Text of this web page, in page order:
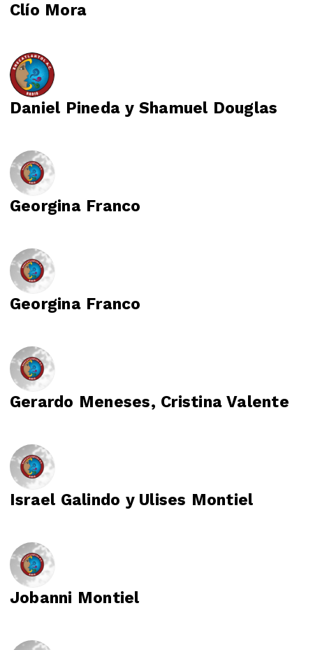
Clío Mora
Daniel Pineda y Shamuel Douglas
Georgina Franco
Georgina Franco
Gerardo Meneses, Cristina Valente
Israel Galindo y Ulises Montiel
Jobanni Montiel